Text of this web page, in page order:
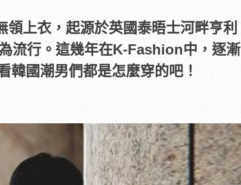
上衣，起源於英國泰晤士河畔亨利
流行。 這幾年在K-Fashion中，逐漸
韓國潮男們都是怎麼穿的吧！